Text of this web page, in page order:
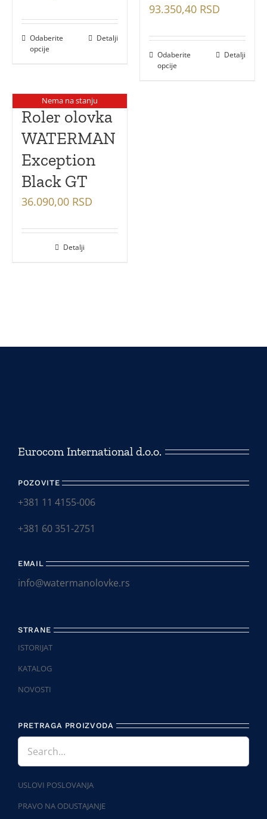
Odaberite
opcije
Detalji
93.350,40 RSD
Odaberite
opcije
Detalji
Nema na stanju
Roler olovka
WATERMAN
Exception
Black GT
36.090,00 RSD
Detalji
Eurocom International d.o.o.
POZOVITE
+381 11 4155-006
+381 60 351-2751
EMAIL
info@watermanolovke.rs
STRANE
ISTORIJAT
KATALOG
NOVOSTI
PRETRAGA PROIZVODA
USLOVI POSLOVANJA
PRAVO NA ODUSTAJANJE